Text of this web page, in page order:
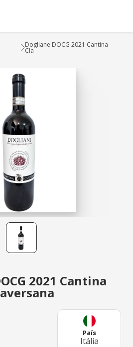
Dogliane DOCG 2021 Cantina
Cla
2021 Cantina
País
Itália